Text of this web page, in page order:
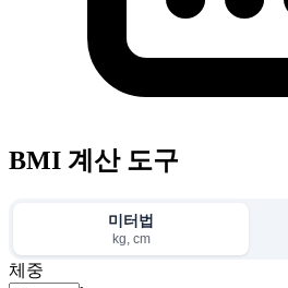
BMI 계산 도구
미터법
kg, cm
체중